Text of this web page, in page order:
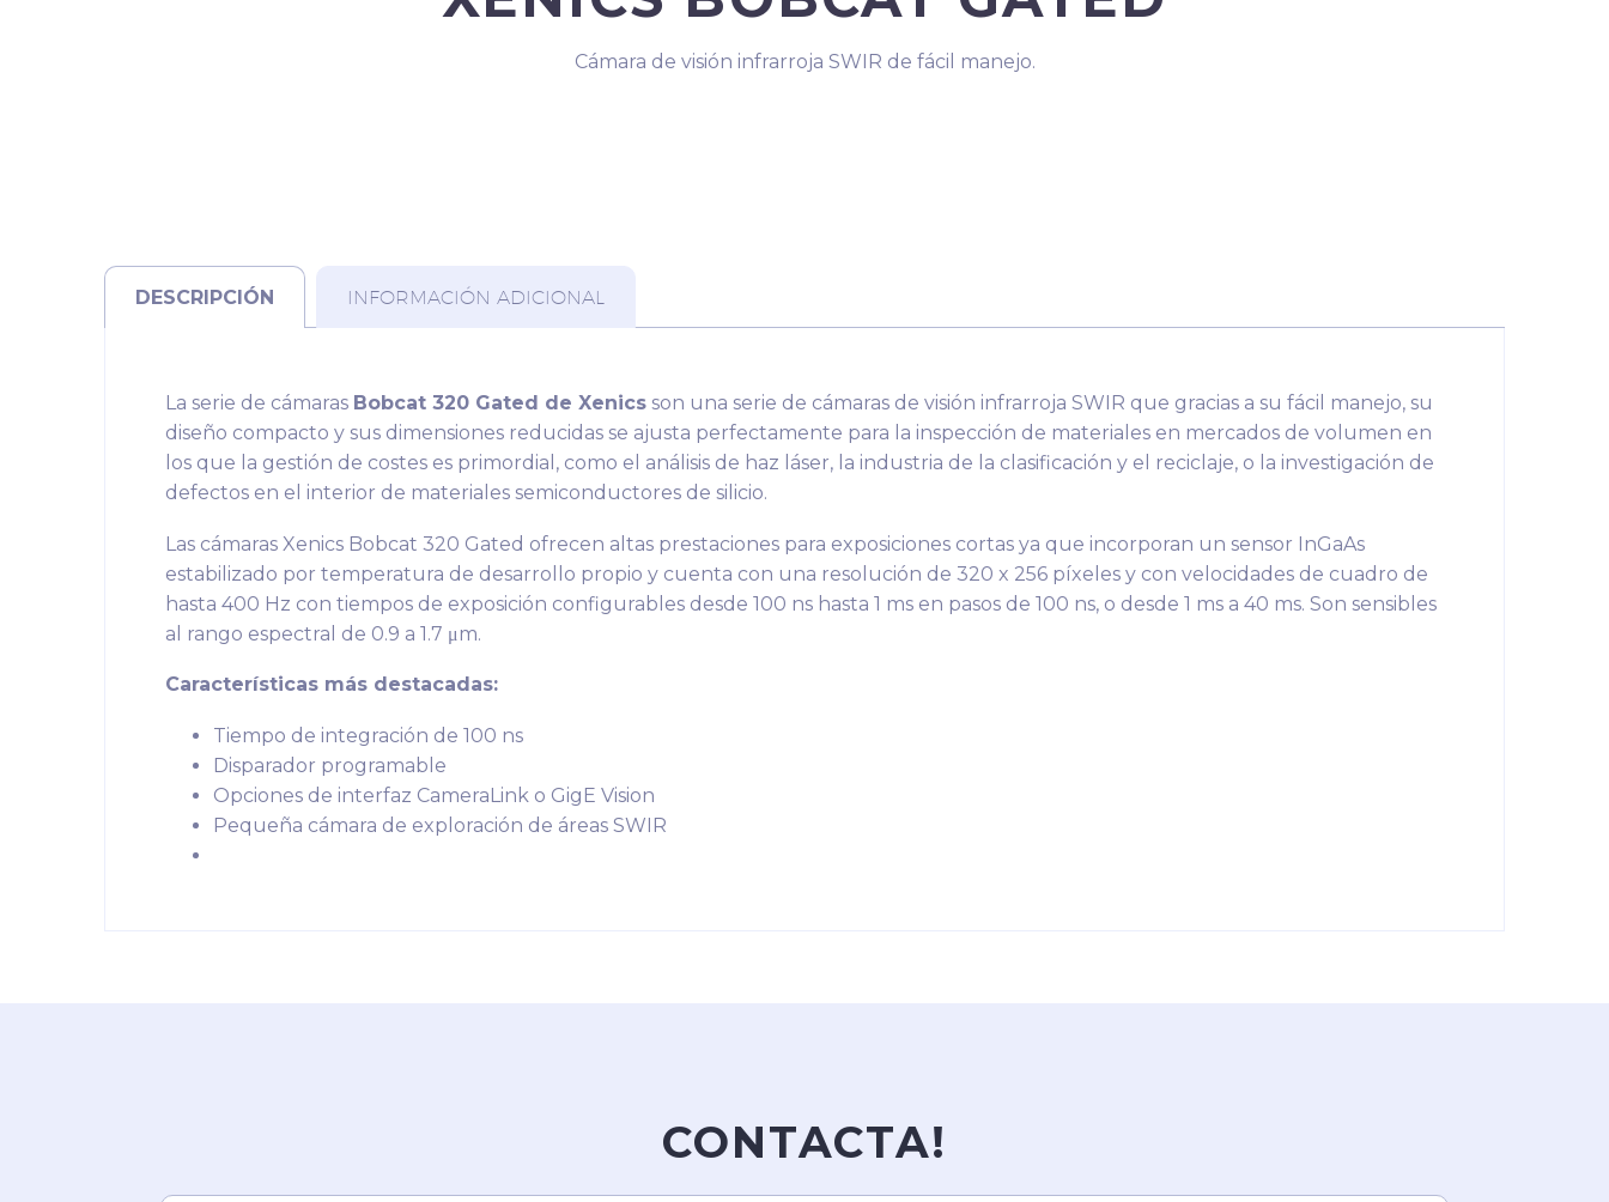
Cámara de visión infrarroja SWIR de fácil manejo.
DESCRIPCIÓN INFORMACIÓN ADICIONAL
La serie de cámaras Bobcat 320 Gated de Xenics son una serie de cámaras de visión infrarroja SWIR que gracias a su fácil manejo, su
diseño compacto y sus dimensiones reducidas se ajusta perfectamente para la inspección de materiales en mercados de volumen en
los que la gestión de costes es primordial, como el análisis de haz láser, la industria de la clasificación y el reciclaje, o la investigación de
defectos en el interior de materiales semiconductores de silicio.
Las cámaras Xenics Bobcat 320 Gated ofrecen altas prestaciones para exposiciones cortas ya que incorporan un sensor InGaAs
estabilizado por temperatura de desarrollo propio y cuenta con una resolución de 320 x 256 píxeles y con velocidades de cuadro de
hasta 400 Hz con tiempos de exposición configurables desde 100 ns hasta 1 ms en pasos de 100 ns, o desde 1 ms a 40 ms. Son sensibles
al rango espectral de 0.9 a 1.7 μm.
Características más destacadas:
Tiempo de integración de 100 ns
Disparador programable
Opciones de interfaz CameraLink o GigE Vision
Pequeña cámara de exploración de áreas SWIR
CONTACTA!